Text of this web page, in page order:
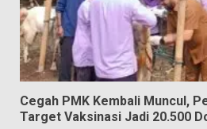
Cegah PMK Kembali Muncul,
Target Vaksinasi Jadi 20.500